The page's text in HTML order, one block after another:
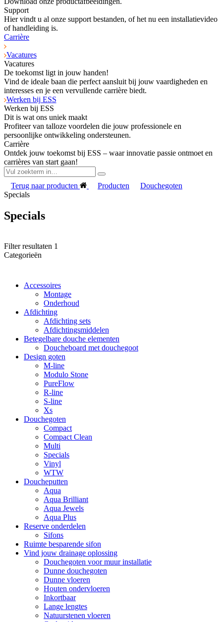
Support
Hier vindt u al onze support bestanden, of het nu een installatievideo
of handleiding is.
Carrière
Vacatures
Vacatures
De toekomst ligt in jouw handen!
Vind de ideale baan die perfect aansluit bij jouw vaardigheden en
interesses en je een vervullende carrière biedt.
Werken bij ESS
Werken bij ESS
Dit is wat ons uniek maakt
Profiteer van talloze voordelen die jouw professionele en
persoonlijke ontwikkeling ondersteunen.
Carrière
Ontdek jouw toekomst bij ESS – waar innovatie passie ontmoet en
carrières van start gaan!
Terug naar producten Producten
Douchegoten
Specials
Specials
Filter resultaten 1
Categorieën
Accessoires
Montage
Onderhoud
Afdichting
Afdichting sets
Afdichtingsmiddelen
Betegelbare douche elementen
Doucheboard met douchegoot
Design goten
M-line
Modulo Stone
PureFlow
R-line
S-line
Xs
Douchegoten
Compact
Compact Clean
Multi
Specials
Vinyl
WTW
Doucheputten
Aqua
Aqua Brilliant
Aqua Jewels
Aqua Plus
Reserve onderdelen
Sifons
Ruimte besparende sifon
Vind jouw drainage oplossing
Douchegoten voor muur installatie
Dunne douchegoten
Dunne vloeren
Houten ondervloeren
Inkortbaar
Lange lengtes
Natuurstenen vloeren